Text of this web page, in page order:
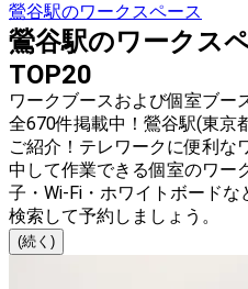
鶯谷駅のワークスペース
鶯谷駅のワークス
TOP20
ワークブースおよび個室ブー
全670件掲載中！鶯谷駅(東京
ご紹介！テレワークに便利な
中して作業できる個室のワー
子・Wi-Fi・ホワイトボード
検索して予約しましょう。
(続く)